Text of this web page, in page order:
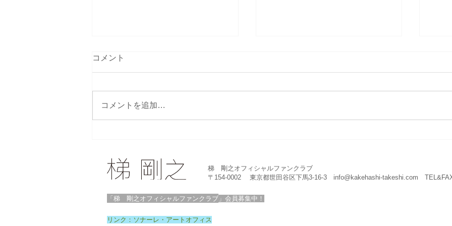
演奏会情報の更新
2025年の演奏会アーカイブを更
今年も引き続きの演奏を楽しみに
しています。 演奏会記録2025 |
定 2026年 | takeshi-kakehashi
ご覧になってください。
コメント
コメントを追加…
梯 剛之オフィシャルファンクラブ
〒154-0002 東京都世田谷区下馬3-16-3 info@kakehashi-takeshi.com
「梯 剛之オフィシャルファンクラブ 」会員募集中！
リンク：ソナーレ・アートオフィス